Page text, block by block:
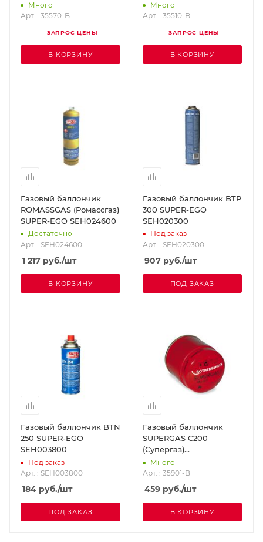
ROTHENBERGER 35570-
B
Много
Арт. : 35570-B
ЗАПРОС ЦЕНЫ
В КОРЗИНУ
Много
Арт. : 35510-B
ЗАПРОС ЦЕНЫ
В КОРЗИНУ
Газовый баллончик
ROMASSGAS (Ромассгаз)
SUPER-EGO SEH024600
Достаточно
Арт. : SEH024600
1 217 руб./шт
В КОРЗИНУ
Газовый баллончик BTP
300 SUPER-EGO
SEH020300
Под заказ
Арт. : SEH020300
907руб./шт
ПОД ЗАКАЗ
Газовый баллончик BTN
250 SUPER-EGO
SEH003800
Под заказ
Арт. : SEH003800
184 руб./шт
ПОД ЗАКАЗ
Газовый баллончик
SUPERGAS C200
(Супергаз)
ROTHENBERGER 35901-B
Много
Арт. : 35901-B
459руб./шт
В КОРЗИНУ